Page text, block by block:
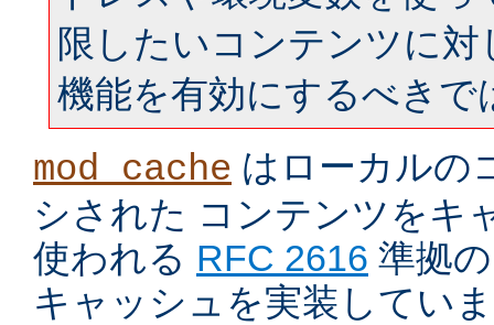
限したいコンテンツに
機能を有効にするべきで
mod_cache はローカルの
シされた コンテンツをキ
使われる RFC 2616 準拠
キャッシュを実装してい